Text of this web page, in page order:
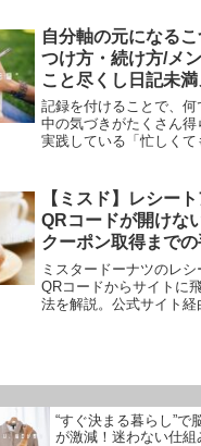
自分軸の元になる
つけ方・続け方/メ
こと尽くし日記未
記録を付けることで、
中の気づきがたくさん
実践している「忙しくて
【ミスド】レシー
QRコードが開けな
クーポン取得まで
ミスタードーナツのレシ
QRコードからサイトに
法を解説。公式サイト経
“すぐ決まる暮らし”で
が激減！迷わない仕組